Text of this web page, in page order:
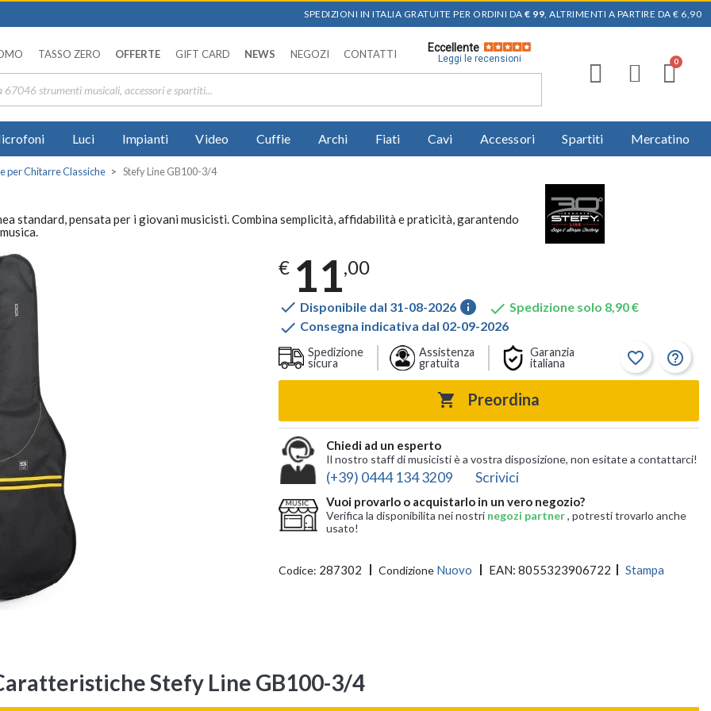
SPEDIZIONI IN ITALIA GRATUITE PER ORDINI DA € 99, ALTRIMENTI A PARTIRE DA € 6,90
TASSO ZERO OFFERTE GIFT CARD NEWS NEGOZI CONTATTI
Eccellente
Leggi le recensioni
Luci Impianti Video Cuffie Archi Fiati Cavi Accessori Spartiti Mercatino
per Chitarre Classiche Stefy Line GB100-3/4
standard, pensata per i giovani musicisti. Combina semplicità, affidabilità e praticità, garantendo
€ 11,00
 Disponibile dal 31-08-2026 info  Spedizione solo 8,90 €
 Consegna indicativa dal 02-09-2026
Spedizione
sicura
Assistenza
gratuita
Garanzia
italiana
favorite_border help_outline
 Preordina
Chiedi ad un esperto
Il nostro staff di musicisti è a vostra disposizione, non esitate a contattarci!
(+39) 0444 134 3209 Scrivici
Vuoi provarlo o acquistarlo in un vero negozio?
Verifica la disponibilita nei nostri negozi partner, potresti trovarlo anche
usato!
Codice: 287302 Condizione Nuovo EAN: 8055323906722 Stampa
Stefy Line GB100-3/4